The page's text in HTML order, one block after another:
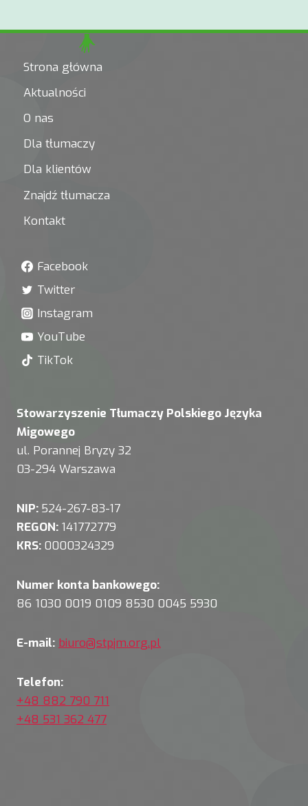
Strona główna
Aktualności
O nas
Dla tłumaczy
Dla klientów
Znajdź tłumacza
Kontakt
Facebook
Twitter
Instagram
YouTube
TikTok
Stowarzyszenie Tłumaczy Polskiego Języka
Migowego
ul. Porannej Bryzy 32
03-294 Warszawa
NIP: 524-267-83-17
REGON: 141772779
KRS: 0000324329
Numer konta bankowego:
86 1030 0019 0109 8530 0045 5930
E-mail: biuro@stpjm.org.pl
Telefon:
+48 882 790 711
+48 531 362 477